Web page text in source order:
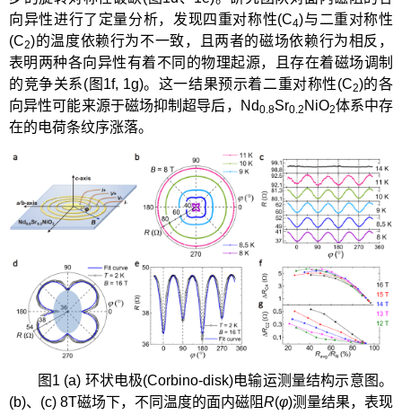
向异性进行了定量分析，发现四重对称性(C4)与二重对称性
(C2)的温度依赖行为不一致，且两者的磁场依赖行为相反，
表明两种各向异性有着不同的物理起源，且存在着磁场调制
的竞争关系(图1f, 1g)。这一结果预示着二重对称性(C2)的各
向异性可能来源于磁场抑制超导后，Nd0.8Sr0.2 NiO2体系中存
在的电荷条纹序涨落。
图1 (a) 环状电极(Corbino-disk)电输运测量结构示意图。
(b)、(c) 8T磁场下，不同温度的面内磁阻R(φ)测量结果，表现